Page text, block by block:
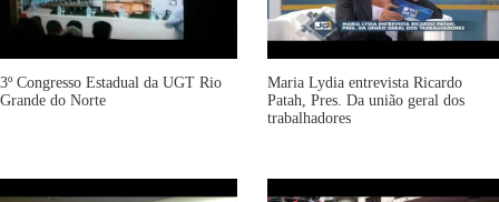
3º Congresso Estadual da UGT Rio
Grande do Norte
Maria Lydia entrevista Ricardo
Patah, Pres. Da união geral dos
trabalhadores